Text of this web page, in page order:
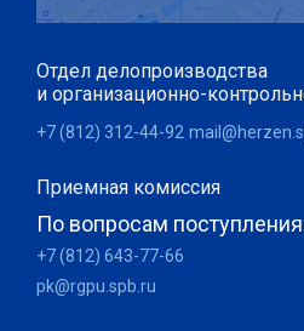
Отдел делопроизводства
и организационно-
+7 (812) 312-44-92
Приемная комиссия
По вопросам
+7 (812) 643-77-66
pk@rgpu.spb.ru